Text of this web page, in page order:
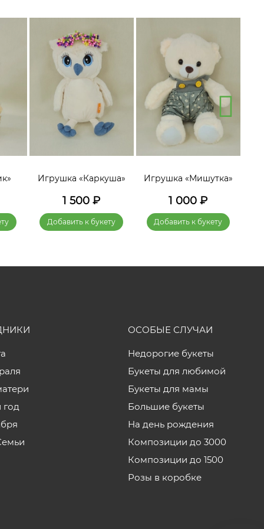
Игрушка «Каркуша»
1 500 ₽
Добавить к букету
Игрушка «Мишутка»
1 000 ₽
Добавить к букету
год
ОСОБЫЕ СЛУЧАИ
Недорогие букеты
Букеты для любимой
Букеты для мамы
Большие букеты
На день рождения
Композиции до 3000
Композиции до 1500
Розы в коробке